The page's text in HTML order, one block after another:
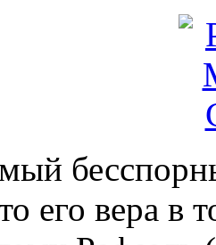
его вера